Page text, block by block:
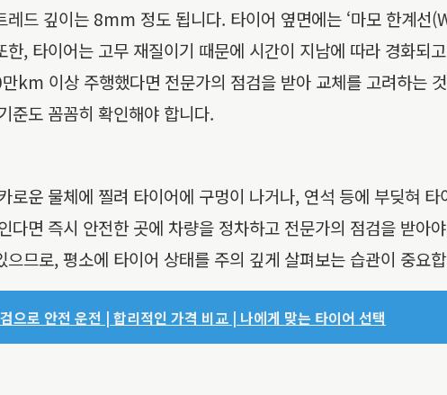
레드 깊이는 8mm 정도 됩니다. 타이어 옆면에는 ‘마모 한계
, 타이어는 고무 재질이기 때문에 시간이 지남에 따라 경화되
km 이상 주행했다면 전문가의 점검을 받아 교체를 고려하는
준도 꼼꼼히 확인해야 합니다.
운 물체에 찔려 타이어에 구멍이 나거나, 연석 등에 부딪혀
다면 즉시 안전한 곳에 차량을 정차하고 전문가의 점검을 받아
므로, 평소에 타이어 상태를 주의 깊게 살펴보는 습관이 중요
으로 안전 운전 | 합리적인 가격 비교 | 나에게 맞는 타이어 선택